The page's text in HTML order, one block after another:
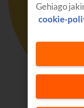
Gehiago
cookie-